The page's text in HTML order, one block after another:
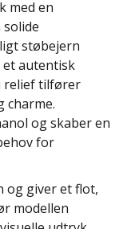
med en
støbejern
et autentisk
relief tilfører
charme.
og skaber en
for
og giver et flot,
modellen